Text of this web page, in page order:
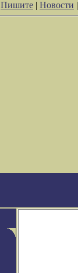
Пишите | Новости |